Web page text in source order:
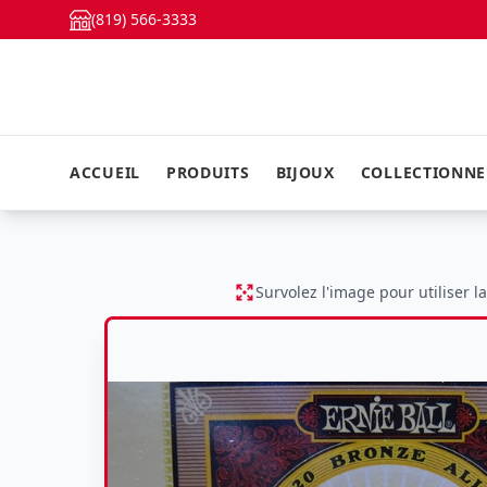
(819) 566-3333
ACCUEIL PRODUITS BIJOUX
Survolez l'image pour utiliser